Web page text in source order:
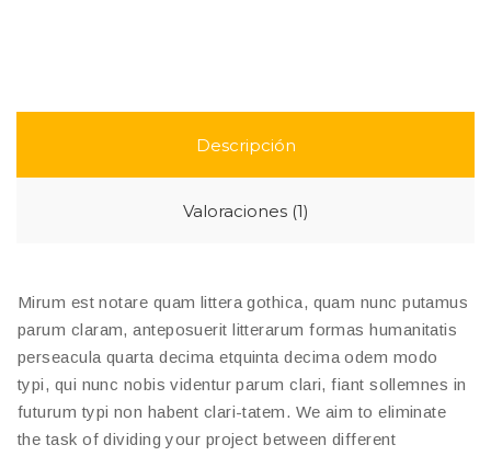
Descripción
Valoraciones (1)
Mirum est notare quam littera gothica, quam nunc putamus
parum claram, anteposuerit litterarum formas humanitatis
perseacula quarta decima etquinta decima odem modo
typi, qui nunc nobis videntur parum clari, fiant sollemnes in
futurum typi non habent clari-tatem. We aim to eliminate
the task of dividing your project between different